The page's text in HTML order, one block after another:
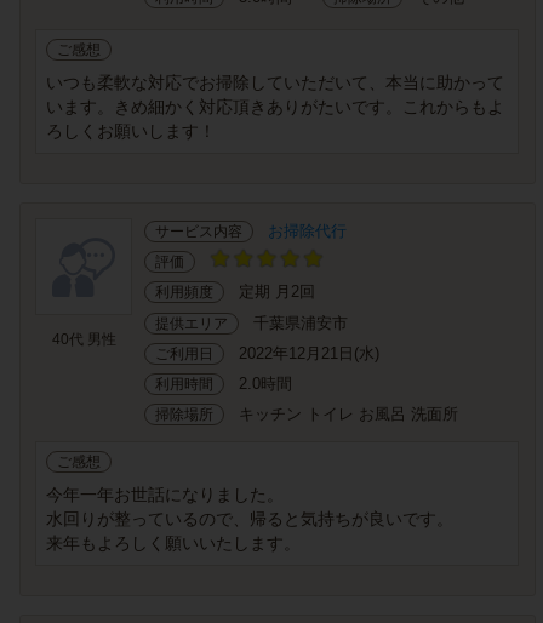
ご感想
いつも柔軟な対応でお掃除していただいて、本当に助かって
います。きめ細かく対応頂きありがたいです。これからもよ
ろしくお願いします！
40代 男性
サービス内容 お掃除代行
評価
利用頻度
定期 月2回
提供エリア 千葉県浦安市
ご利用日 2022年12月21日(水)
利用時間 2.0時間
掃除場所 キッチン トイレ お風呂 洗面所
ご感想
今年一年お世話になりました。
水回りが整っているので、帰ると気持ちが良いです。
来年もよろしく願いいたします。